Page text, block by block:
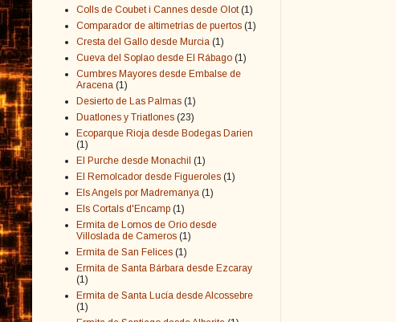
Colls de Coubet i Cannes desde Olot (1)
Comparador de altimetrías de puertos (1)
Cresta del Gallo desde Murcia (1)
Cueva del Soplao desde El Rábago (1)
Cumbres Mayores desde Embalse de
Aracena (1)
Desierto de Las Palmas (1)
Duatlones y Triatlones (23)
Ecoparque Rioja desde Bodegas Darien
(1)
El Purche desde Monachil (1)
El Remolcador desde Figueroles (1)
Els Angels por Madremanya (1)
Els Cortals d'Encamp (1)
Ermita de Lomos de Orio desde
Villoslada de Cameros (1)
Ermita de San Felices (1)
Ermita de Santa Bárbara desde Ezcaray
(1)
Ermita de Santa Lucía desde Alcossebre
(1)